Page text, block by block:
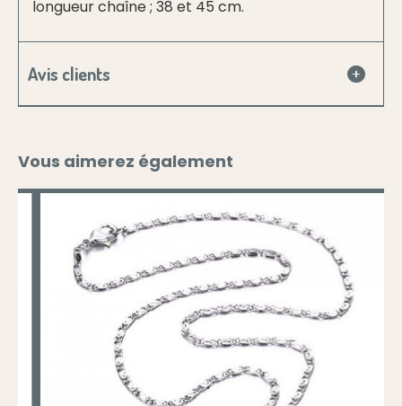
longueur chaîne ; 38 et 45 cm.
Avis clients
Vous aimerez également